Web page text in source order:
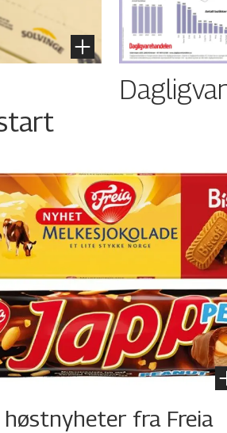
høstnyheter fra Freia